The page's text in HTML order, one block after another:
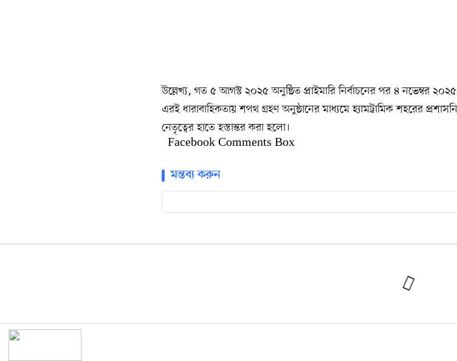
উল্লেখ্য, গত ৫ আগস্ট ২০২৫ অনুষ্ঠিত প্রাইমারি নির্বাচনের পর ৪ নভেম্বর ২০২৫
এরই ধারাবাহিকতায় শপথ গ্রহণ অনুষ্ঠানের মাধ্যমে হ্যামট্রামিক শহরের
নেতৃত্বের হাতে হস্তান্তর করা হলো।
Facebook Comments Box
মন্তব্য করুন